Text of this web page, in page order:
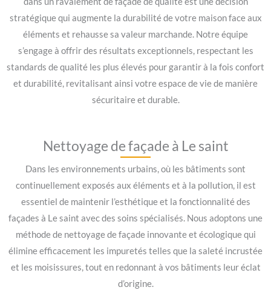
stratégique qui augmente la durabilité de votre maison face aux
éléments et rehausse sa valeur marchande. Notre équipe
s’engage à offrir des résultats exceptionnels, respectant les
standards de qualité les plus élevés pour garantir à la fois confort
et durabilité, revitalisant ainsi votre espace de vie de manière
sécuritaire et durable.
Nettoyage de façade à Le saint
Dans les environnements urbains, où les bâtiments sont
continuellement exposés aux éléments et à la pollution, il est
essentiel de maintenir l’esthétique et la fonctionnalité des
façades à Le saint avec des soins spécialisés. Nous adoptons une
méthode de nettoyage de façade innovante et écologique qui
élimine efficacement les impuretés telles que la saleté incrustée
et les moisissures, tout en redonnant à vos bâtiments leur éclat
d’origine.